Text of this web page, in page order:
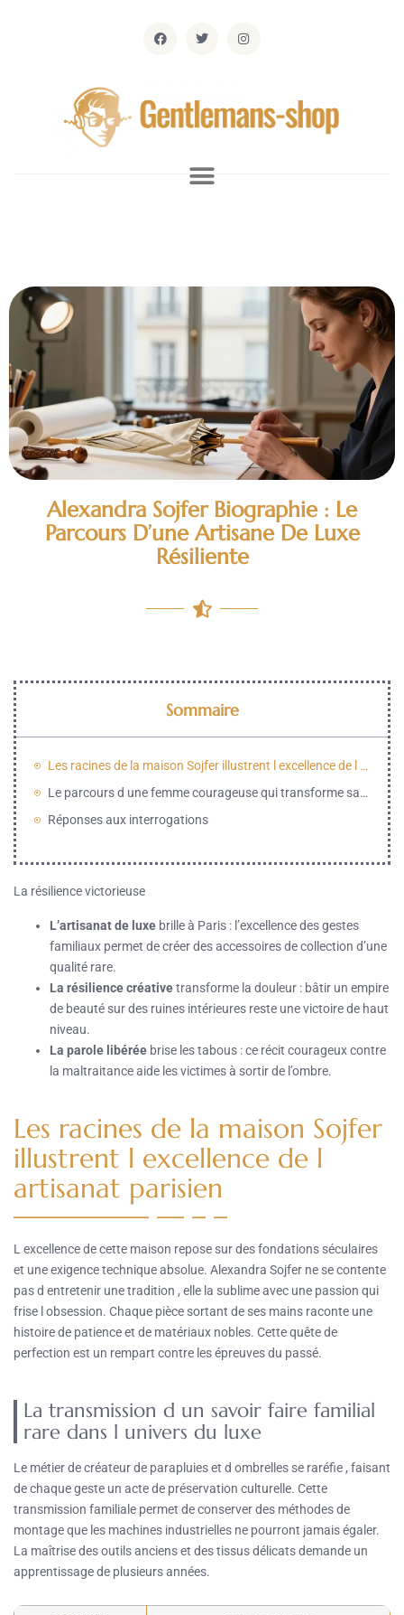
Alexandra Sojfer Biographie : Le
Parcours D’une Artisane De Luxe
Résiliente
Sommaire
Les racines de la maison Sojfer illustrent l excellence de l artisanat parisien
Le parcours d une femme courageuse qui transforme sa douleur en force créative
Réponses aux interrogations
La résilience victorieuse
L’artisanat de luxe brille à Paris : l’excellence des gestes
familiaux permet de créer des accessoires de collection d’une
qualité rare.
La résilience créativetransforme la douleur : bâtir un empire
de beauté sur des ruines intérieures reste une victoire de haut
niveau.
La parole libérée brise les tabous : ce récit courageux contre
la maltraitance aide les victimes à sortir de l’ombre.
Les racines de la maison Sojfer
illustrent l excellence de l
artisanat parisien
L excellence de cette maison repose sur des fondations séculaires
et une exigence technique absolue. Alexandra Sojfer ne se contente
pas d entretenir une tradition , elle la sublime avec une passion qui
frise l obsession. Chaque pièce sortant de ses mains raconte une
histoire de patience et de matériaux nobles. Cette quête de
perfection est un rempart contre les épreuves du passé.
La transmission d un savoir faire familial
rare dans l univers du luxe
Le métier de créateur de parapluies et d ombrelles se raréfie , faisant
de chaque geste un acte de préservation culturelle. Cette
transmission familiale permet de conserver des méthodes de
montage que les machines industrielles ne pourront jamais égaler.
La maîtrise des outils anciens et des tissus délicats demande un
apprentissage de plusieurs années.